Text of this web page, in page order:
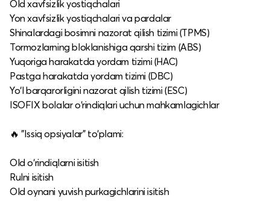
Old xavfsizlik yostiqchalari
Yon xavfsizlik yostiqchalari va pardalar
Shinalardagi bosimni nazorat qilish tizimi (TPMS)
Tormozlarning bloklanishiga qarshi tizim (ABS)
Yuqoriga harakatda yordam tizimi (HAC)
Pastga harakatda yordam tizimi (DBC)
Yo‘l barqarorligini nazorat qilish tizimi (ESC)
ISOFIX bolalar o‘rindiqlari uchun mahkamlagichlar
🔥 "Issiq opsiyalar" to‘plami:
Old o‘rindiqlarni isitish
Rulni isitish
Old oynani yuvish purkagichlarini isitish